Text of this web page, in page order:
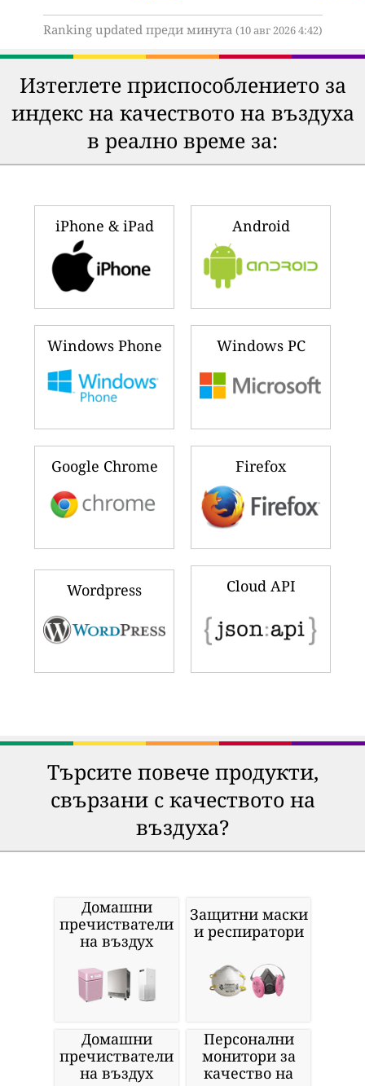
Ranking updated преди минута (10 авг 2026 4:42)
Изтеглете приспособлението за
индекс на качеството на въздуха
в реално време за:
iPhone & iPad Android
Windows Phone Windows PC
Google Chrome Firefox
Wordpress Cloud API
Търсите повече продукти,
свързани с качеството на
въздуха?
Домашни
пречистватели
на въздух
Защитни маски
и респиратори
Домашни
пречистватели
на въздух
Персонални
монитори за
качество на